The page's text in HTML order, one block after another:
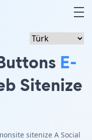
E-
Sitenize
sitenize A Social